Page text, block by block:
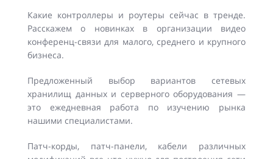
Какие контроллеры и роутеры сейчас в тренде.
Расскажем о новинках в организации видео
конференц-связи для малого, среднего и крупного
бизнеса.
Предложенный выбор вариантов сетевых
хранилищ данных и серверного оборудования —
это ежедневная работа по изучению рынка
нашими специалистами.
Патч-корды, патч-панели, кабели различных